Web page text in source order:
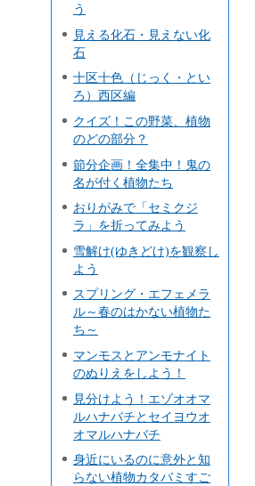
う
見える化石・見えない化
石
十区十色（じっく・とい
ろ）西区編
クイズ！この野菜、植物
のどの部分？
節分企画！全集中！鬼の
名が付く植物たち
おりがみで「セミクジ
ラ」を折ってみよう
雪解け(ゆきどけ)を観察し
よう
スプリング・エフェメラ
ル～春のはかない植物た
ち～
マンモスとアンモナイト
のぬりえをしよう！
見分けよう！エゾオオマ
ルハナバチとセイヨウオ
オマルハナバチ
身近にいるのに意外と知
らない植物カタバミすご